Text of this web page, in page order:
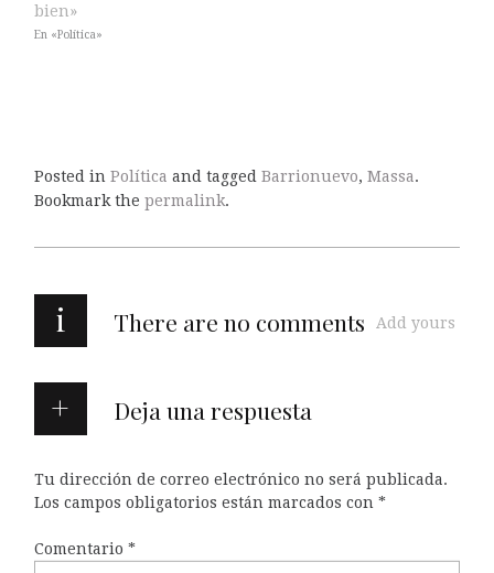
bien»
En «Política»
Posted in Política and tagged Barrionuevo, Massa.
Bookmark the permalink.
i There are no comments Add yours
Deja una respuesta
Tu dirección de correo electrónico no será publicada.
Los campos obligatorios están marcados con *
Comentario *